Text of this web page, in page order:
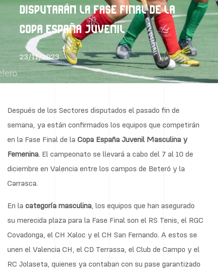
DISPUTARÁN LA FASE FINAL DE LA
COPA ESPAÑA JUVENIL
23/11/2023
Después de los Sectores disputados el pasado fin de
semana, ya están confirmados los equipos que competirán
en la Fase Final de la Copa España Juvenil Masculina y
Femenina. El campeonato se llevará a cabo del 7 al 10 de
diciembre en Valencia entre los campos de Beteró y la
Carrasca.
En la categoría masculina, los equipos que han asegurado
su merecida plaza para la Fase Final son el RS Tenis, el RGC
Covadonga, el CH Xaloc y el CH San Fernando. A estos se
unen el Valencia CH, el CD Terrassa, el Club de Campo y el
RC Jolaseta, quienes ya contaban con su pase garantizado